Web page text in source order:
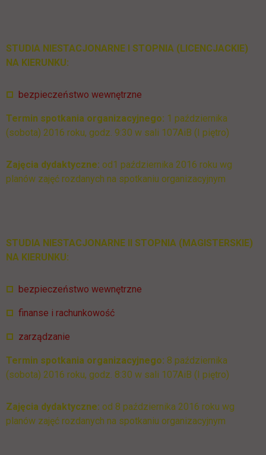
STUDIA NIESTACJONARNE I STOPNIA (LICENCJACKIE)
NA KIERUNKU:
bezpieczeństwo wewnętrzne
Termin spotkania organizacyjnego: 1 października
(sobota) 2016 roku, godz. 9:30 w sali 107AiB (I piętro)
Zajęcia dydaktyczne: od1 października 2016 roku wg
planów zajęć rozdanych na spotkaniu organizacyjnym
STUDIA NIESTACJONARNE II STOPNIA (MAGISTERSKIE)
NA KIERUNKU:
bezpieczeństwo wewnętrzne
finanse i rachunkowość
zarządzanie
Termin spotkania organizacyjnego: 8 października
(sobota) 2016 roku, godz. 8:30 w sali 107AiB (I piętro)
Zajęcia dydaktyczne: od 8 października 2016 roku wg
planów zajęć rozdanych na spotkaniu organizacyjnym